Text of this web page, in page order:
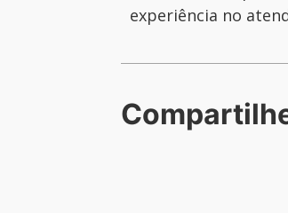
experiência no